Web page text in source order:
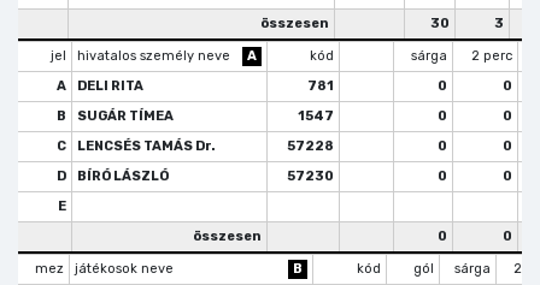
összesen 30 3
jel hivatalos személy neve A kód sárga 2 perc
A
DELI RITA 781 0
0
B
SUGÁR TÍMEA 1547 0
0
C
LENCSÉS TAMÁS Dr. 57228 0
0
D
BÍRÓ LÁSZLÓ 57230 0
0
E
összesen
0 0
mez játékosok neve B kód gól sárga
2